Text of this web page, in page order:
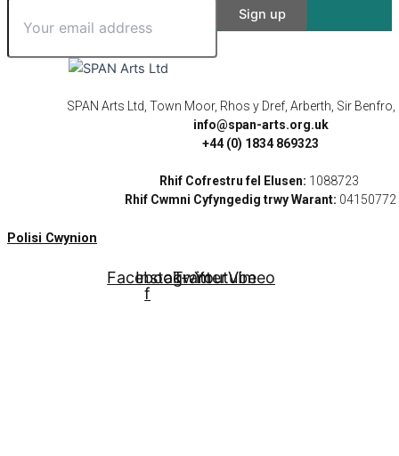
SPAN Arts Ltd, Town Moor, Rhos y Dref, Arberth, Sir Benfro,
info@span-arts.org.uk
+44 (0) 1834 869323
Rhif Cofrestru fel Elusen: 1088723
Rhif Cwmni Cyfyngedig trwy Warant: 04150772
Polisi Cwynion
Facebook-
f
Instagram
Twitter
Youtube
Vimeo